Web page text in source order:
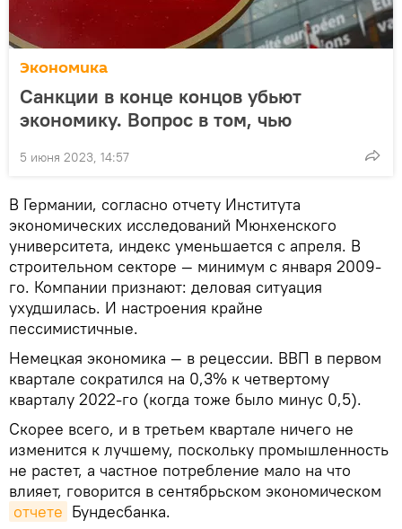
Экономика
Санкции в конце концов убьют
экономику. Вопрос в том, чью
5 июня 2023, 14:57
В Германии, согласно отчету Института
экономических исследований Мюнхенского
университета, индекс уменьшается с апреля. В
строительном секторе — минимум с января 2009-
го. Компании признают: деловая ситуация
ухудшилась. И настроения крайне
пессимистичные.
Немецкая экономика — в рецессии. ВВП в первом
квартале сократился на 0,3% к четвертому
кварталу 2022-го (когда тоже было минус 0,5).
Скорее всего, и в третьем квартале ничего не
изменится к лучшему, поскольку промышленность
не растет, а частное потребление мало на что
влияет, говорится в сентябрьском экономическом
отчете Бундесбанка.